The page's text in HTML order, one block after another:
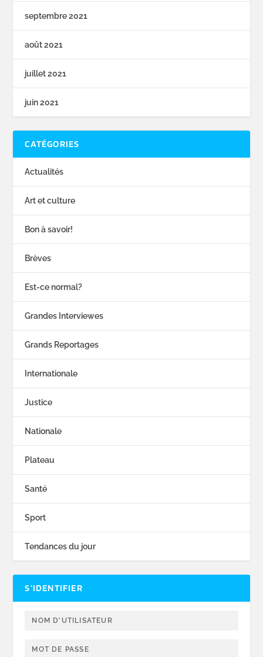
septembre 2021
août 2021
juillet 2021
juin 2021
CATÉGORIES
Actualités
Art et culture
Bon à savoir!
Brèves
Est-ce normal?
Grandes Interviewes
Grands Reportages
Internationale
Justice
Nationale
Plateau
Santé
Sport
Tendances du jour
S’IDENTIFIER